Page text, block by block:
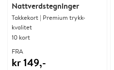
Nattverdstegninger
Takkekort | Premium trykk-
kvalitet
10 kort
FRA
kr 149,-